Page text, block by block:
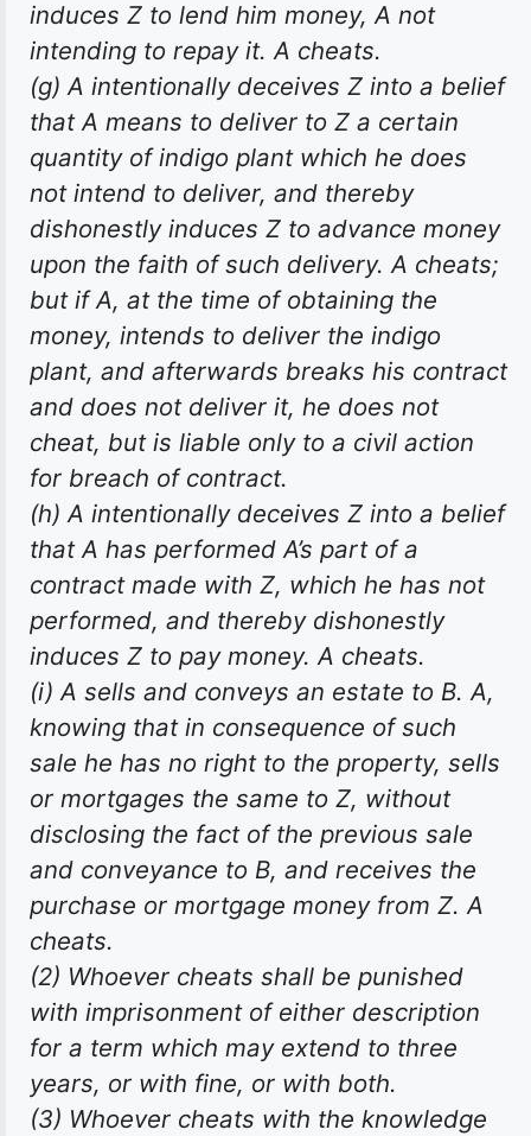
induces Z to lend him money, A not
intending to repay it. A cheats.
(g) A intentionally deceives Z into a belief
that A means to deliver to Z a certain
quantity of indigo plant which he does
not intend to deliver, and thereby
dishonestly induces Z to advance money
upon the faith of such delivery. A cheats;
but if A, at the time of obtaining the
money, intends to deliver the indigo
plant, and afterwards breaks his contract
and does not deliver it, he does not
cheat, but is liable only to a civil action
for breach of contract.
(h) A intentionally deceives Z into a belief
that A has performed A’s part of a
contract made with Z, which he has not
performed, and thereby dishonestly
induces Z to pay money. A cheats.
(i) A sells and conveys an estate to B. A,
knowing that in consequence of such
sale he has no right to the property, sells
or mortgages the same to Z, without
disclosing the fact of the previous sale
and conveyance to B, and receives the
purchase or mortgage money from Z. A
cheats.
(2) Whoever cheats shall be punished
with imprisonment of either description
for a term which may extend to three
years, or with fine, or with both.
(3) Whoever cheats with the knowledge